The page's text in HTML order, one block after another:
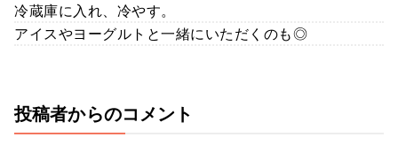
冷蔵庫に入れ、冷やす。
アイスやヨーグルトと一緒にいただくのも◎
投稿者からのコメント